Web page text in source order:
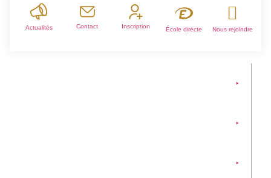
Actualités Contact Inscription École directe Nous rejoindre